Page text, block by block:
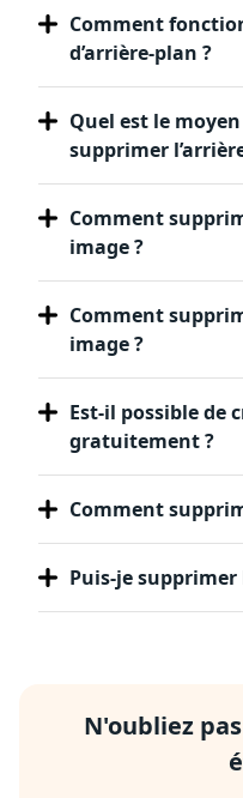
Comment
d’arrière-plan ?
Quel est le
supprimer
Comment
image ?
Comment
image ?
Est-il possible de
gratuitement ?
Comment
Puis-je supprimer
N'oubliez